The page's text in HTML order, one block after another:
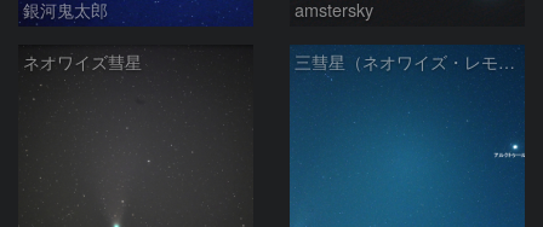
銀河鬼太郎 amstersky
ネオワイズ彗星 三彗星（ネオワイズ・レモン・パンスターズ）